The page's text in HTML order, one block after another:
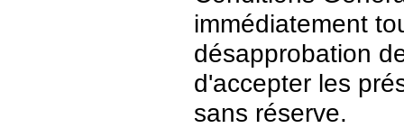
immédiatement
désapprobation
d'accepter les
sans réserve.